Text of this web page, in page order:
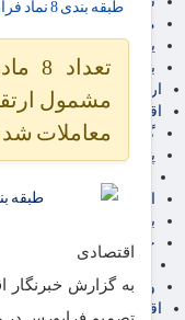
مالیات
یارانه و معیشت مردم
برق، آب و انرژی
ارز دیجیتال
اقتصاد اجتماعی
گردشگری
پزشکی، سلامت و زیبایی
اجتماعی
بازنشستگان
حقوق و قضایی
دفتر وکیل
ورزشی
اقتصاد شهری و روستایی
طبقه بندی 8 نماد فرابورسی تغییر کرد
مشمول
معاملات
اقتصادی
به گزارش خبرنگار